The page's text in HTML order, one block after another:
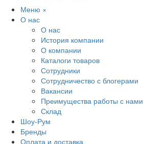
Меню ×
О нас
О нас
История компании
О компании
Каталоги товаров
Сотрудники
Сотрудничество с блогерами
Вакансии
Преимущества работы с нами
Склад
Шоу-Рум
Бренды
Оплата и доставка